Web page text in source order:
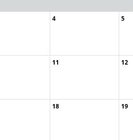
4 5
11 12
18 19